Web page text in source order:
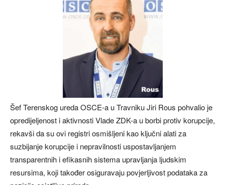
Šef Terenskog ureda OSCE-a u Travniku Jiri Rous pohvalio je
opredijeljenost i aktivnosti Vlade ZDK-a u borbi protiv korupcije,
rekavši da su ovi registri osmišljeni kao ključni alati za
suzbijanje korupcije i nepravilnosti uspostavljanjem
transparentnih i efikasnih sistema upravljanja ljudskim
resursima, koji također osiguravaju povjerljivost podataka za